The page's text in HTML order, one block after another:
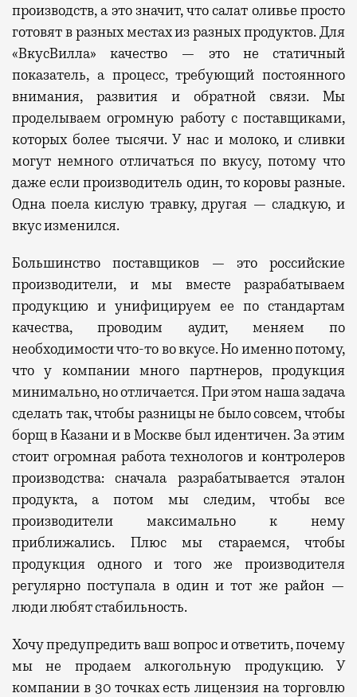
производств, а это значит, чтосалат оливье просто
готовят в разных местах из разных продуктов. Для
«ВкусВилла» качество — это не статичный
показатель, а процесс, требующий постоянного
внимания, развития и обратной связи. Мы
проделываем огромную работу с поставщиками,
которых более тысячи. У нас и молоко, и сливки
могут немного отличаться по вкусу, потому что
даже если производитель один, то коровы разные.
Одна поела кислую травку, другая — сладкую, и
вкус изменился.
Большинство поставщиков — это российские
производители, имы вместе разрабатываем
продукцию и унифицируем ее по стандартам
качества, проводим аудит, меняем по
необходимости что-то во вкусе. Но именно потому,
что у компании много партнеров, продукция
минимально, но отличается. При этом наша задача
сделать так, чтобы разницы не было совсем,чтобы
борщ в Казани и в Москве был идентичен. За этим
стоит огромная работа технологов и контролеров
производства: сначала разрабатывается эталон
продукта, а потом мы следим, чтобы все
производители максимально к нему
приближались. Плюс мы стараемся, чтобы
продукция одного и того же производителя
регулярнопоступала в один итот же район —
люди любят стабильность.
Хочу предупредить ваш вопрос и ответить, почему
мы не продаем алкогольную продукцию. У
компании в 30 точках есть лицензия на торговлю